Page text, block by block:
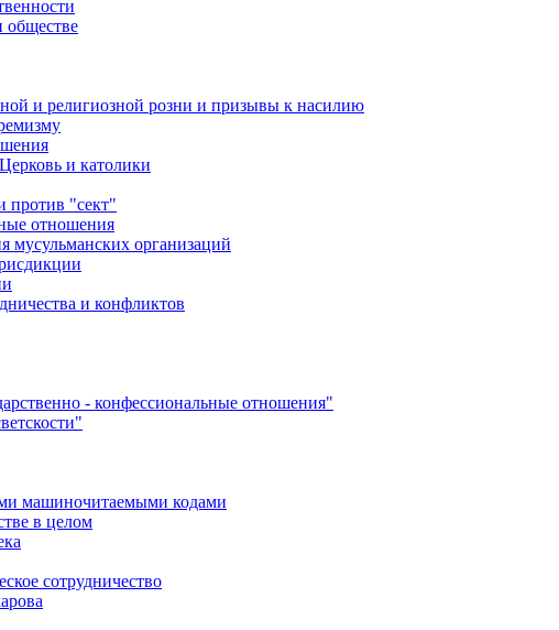
обществе
и религиозной розни и призывы к насилию
и католики
против "сект"
отношения
мусульманских организаций
и конфликтов
- конфессиональные отношения"
машиночитаемыми кодами
в целом
сотрудничество